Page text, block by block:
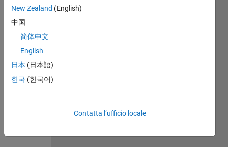
reactive
power
factor.
I hope it is
very
New Zealand (English)
中国
简体中文
English
日本 (日本語)
한국 (한국어)
Contatta l’ufficio locale